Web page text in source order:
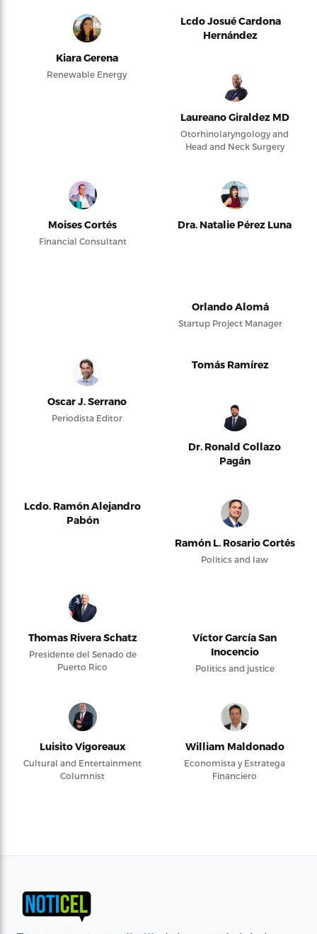
Kiara Gerena
Renewable Energy
Lcdo Josué Cardona
Hernández
Laureano Giraldez MD
Otorhinolaryngology and
Head and Neck Surgery
Moises Cortés
Financial Consultant
Dra. Natalie Pérez Luna
Orlando Alomá
Startup Project Manager
Oscar J. Serrano
Periodista Editor
Tomás Ramírez
Dr. Ronald Collazo
Pagán
Lcdo. Ramón Alejandro
Pabón
Ramón L. Rosario Cortés
Politics and law
Thomas Rivera Schatz
Presidente del Senado de
Puerto Rico
Víctor García San
Inocencio
Politics and justice
Luisito Vigoreaux
Cultural and Entertainment
Columnist
William Maldonado
Economista y Estratega
Financiero